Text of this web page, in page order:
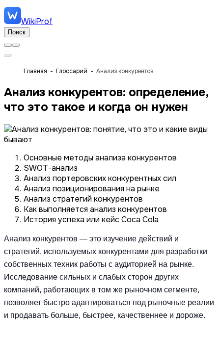
WikiProf
Поиск
Главная Глоссарий Анализ конкурентов
Анализ конкурентов: определение,
что это такое и когда он нужен
Основные методы анализа конкурентов
SWOT-анализ
Анализ портеровских конкурентных сил
Анализ позиционирования на рынке
Анализ стратегий конкурентов
Как выполняется анализ конкурентов
История успеха или кейс Coca Cola
Анализ конкурентов — это изучение действий и
стратегий, используемых конкурентами для разработки
собственных техник работы с аудиторией на рынке.
Исследование сильных и слабых сторон других
компаний, работающих в том же рыночном сегменте,
позволяет быстро адаптироваться под рыночные реалии
и продавать больше, быстрее, качественнее и дороже.